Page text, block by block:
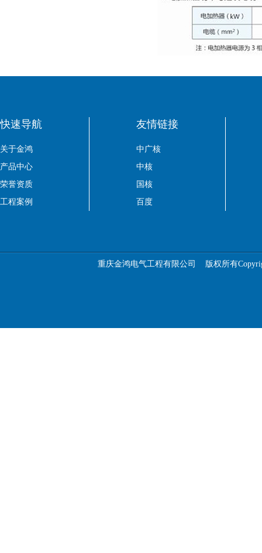
快速导航
关于金鸿
产品中心
荣誉资质
工程案例
友情链接
中广核
中核
国核
百度
重庆金鸿电气工程有限公司 版权所有